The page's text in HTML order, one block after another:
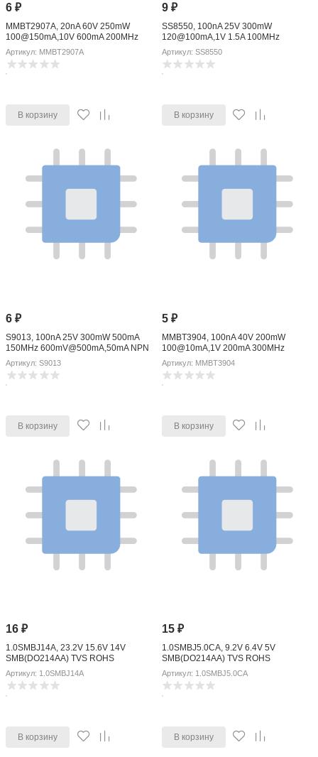
6₽
MMBT2907A, 20nA 60V 250mW
100@150mA,10V 600mA 200MHz
1.6V@500mA,50mA PNP +150-@(Tj)
SOT-23 Bipolar Transistors - BJT
ROHS
Артикул: MMBT2907A
В корзину
9 ₽
SS8550, 100nA 25V 300mW
120@100mA,1V 1.5A 100MHz
500mV@800mA,80mA PNP +150-
@(Tj) SOT-23 Bipolar Transistors - BJT
ROHS
Артикул: SS8550
В корзину
6₽
S9013, 100nA 25V 300mW 500mA
150MHz 600mV@500mA,50mA NPN
+150-@(Tj) SOT-23 Bipolar Transistors
- BJT ROHS
Артикул: S9013
В корзину
5 ₽
MMBT3904, 100nA 40V 200mW
100@10mA,1V 200mA 300MHz
300mV@50mA,5mA NPN +150-@(Tj)
SOT-23 Bipolar Transistors - BJT
ROHS
Артикул: MMBT3904
В корзину
16₽
1.0SMBJ14A, 23.2V 15.6V 14V
SMB(DO214AA) TVS ROHS
Артикул: 1.0SMBJ14A
В корзину
15 ₽
1.0SMBJ5.0CA, 9.2V 6.4V 5V
SMB(DO214AA) TVS ROHS
Артикул: 1.0SMBJ5.0CA
В корзину